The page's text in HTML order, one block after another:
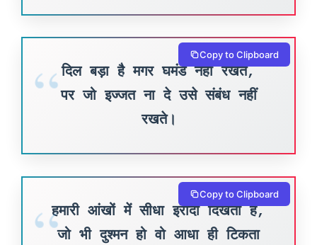
दिल बड़ा है मगर घमंड नहीं रखते,
पर जो इज्जत ना दे उसे संबंध नहीं
रखते।
Copy to Clipboard
हमारी आंखों में सीधा इरादा दिखता है,
जो भी दुश्मन हो वो आधा ही टिकता
Copy to Clipboard